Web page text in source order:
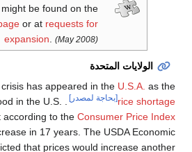
information might be found on
talk page
The global food price crisis has
. The retail prices of food in the U.S.
increased four percent according to the
in 2007, the largest increase in 17 years.
Research Service predicted that prices